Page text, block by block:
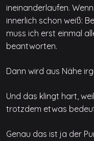
ineinanderlaufen.
innerlich schon weiß:
muss ich erst einmal
beantworten.
Dann wird aus Nähe
Und das klingt hart,
trotzdem etwas
Genau das ist ja der